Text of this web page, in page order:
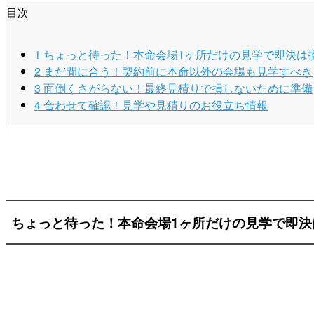
目次
1 ちょっと待った！本命会場1ヶ所だけの見学で即決は
2 まだ間に合う！契約前に本命以外の会場も見学すべき
3 面倒くさがらない！最終見積りで損しないために準備
4合わせて確認！見学や見積りのお役立ち情報
ちょっと待った！本命会場1ヶ所だけの見学で即